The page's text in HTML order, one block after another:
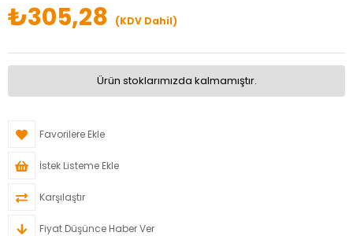
₺305,28 (KDV Dahil)
Ürün stoklarımızda kalmamıştır.
Favorilere Ekle
İstek Listeme Ekle
Karşılaştır
Fiyat Düşünce Haber Ver